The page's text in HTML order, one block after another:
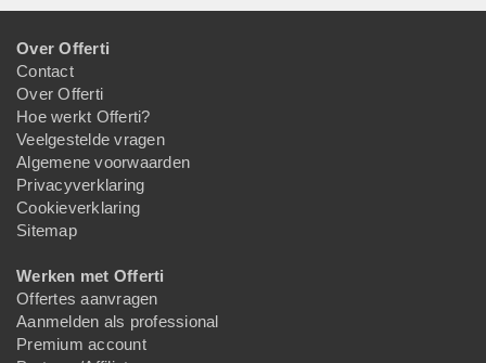
Over Offerti
Contact
Over Offerti
Hoe werkt Offerti?
Veelgestelde vragen
Algemene voorwaarden
Privacyverklaring
Cookieverklaring
Sitemap
Werken met Offerti
Offertes aanvragen
Aanmelden als professional
Premium account